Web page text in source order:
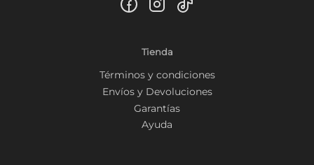
Tienda
Términos y condiciones
Envíos y Devoluciones
Garantías
Ayuda